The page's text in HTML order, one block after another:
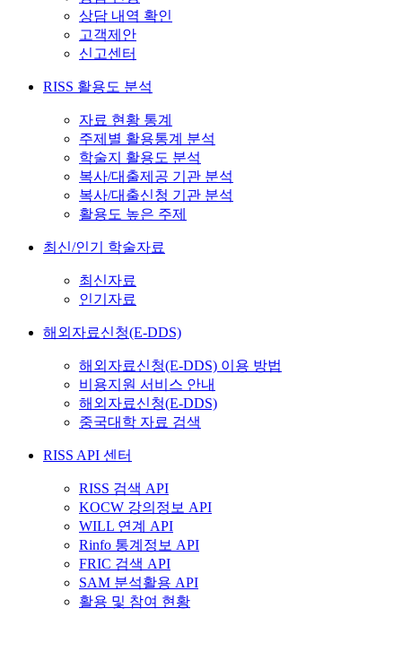
상담 내역 확인
고객제안
신고센터
RISS 활용도 분석
자료 현황 통계
주제별 활용통계 분석
학술지 활용도 분석
복사/대출제공 기관 분석
복사/대출신청 기관 분석
활용도 높은 주제
최신/인기 학술자료
최신자료
인기자료
해외자료신청(E-DDS)
해외자료신청(E-DDS) 이용 방법
비용지원 서비스 안내
해외자료신청(E-DDS)
중국대학 자료 검색
RISS API 센터
RISS 검색 API
KOCW 강의정보 API
WILL 연계 API
Rinfo 통계정보 API
FRIC 검색 API
SAM 분석활용 API
활용 및 참여 현황